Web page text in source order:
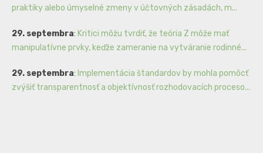
praktiky alebo úmyselné zmeny v účtovných zásadách, m...
29. septembra: Kritici môžu tvrdiť, že teória Z môže mať
manipulatívne prvky, keďže zameranie na vytváranie rodinné...
29. septembra: Implementácia štandardov by mohla pomôcť
zvýšiť transparentnosť a objektívnosť rozhodovacích proceso...